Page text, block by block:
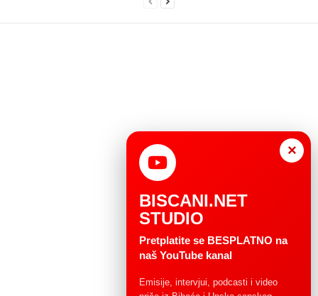
×
BISCANI.NET
STUDIO
Pretplatite se BESPLATNO na
naš YouTube kanal
Emisije, intervjui, podcasti i video